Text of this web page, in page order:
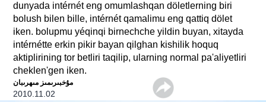
dunyada intérnét eng omumlashqan döletlerning biri
bolush bilen bille, intérnét qamalimu eng qattiq dölet
iken. bolupmu yéqinqi birnechche yildin buyan, xitayda
intérnétte erkin pikir bayan qilghan kishilik hoquq
aktiplirining tor betliri taqilip, ularning normal pa'aliyetliri
cheklen'gen iken.
ﻣﯘﺧﺒﯩﺮﯨﻤﯩﺰ ﻣﯩﻬﺮﯨﺒﺎﻥ
2010.11.02